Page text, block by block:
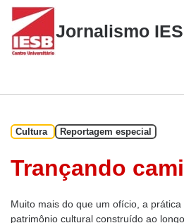
Skip
content
Jornalismo
Cultura Reportagem especial
Trançando
Muito mais do que um ofício, a
patrimônio cultural construído ao